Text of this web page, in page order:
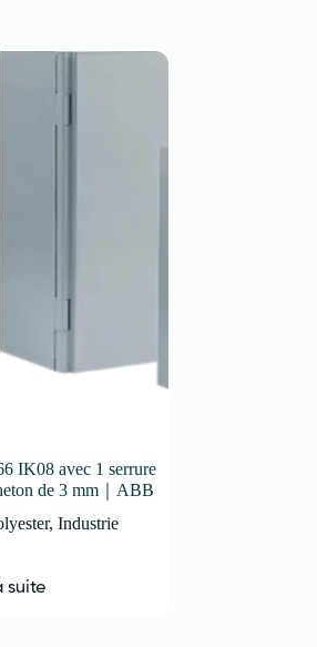
IK08 avec 1 serrure
de 3 mm｜ABB
,Industrie
suite